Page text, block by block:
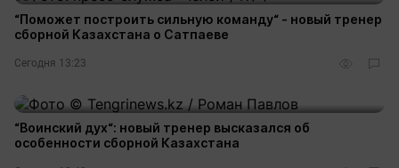
“Поможет построить сильную команду“ - новый тренер
сборной Казахстана о Сатпаеве
Сегодня 13:23
“Воинский дух“: новый тренер высказался об
особенности сборной Казахстана